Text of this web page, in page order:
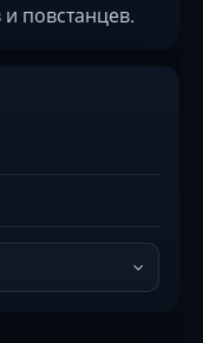
повстанцев.